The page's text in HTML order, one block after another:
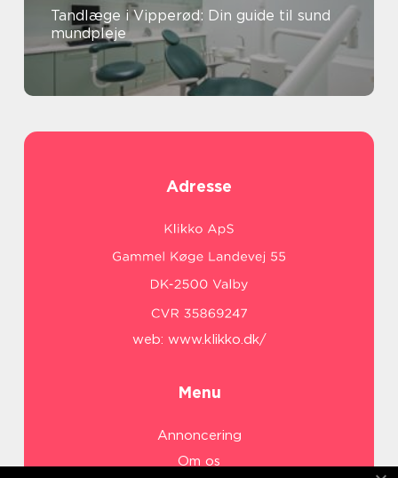
Tandlæge i Vipperød: Din guide til sund
mundpleje
Adresse
web: www.klikko.dk/
Menu
Annoncering
Om os